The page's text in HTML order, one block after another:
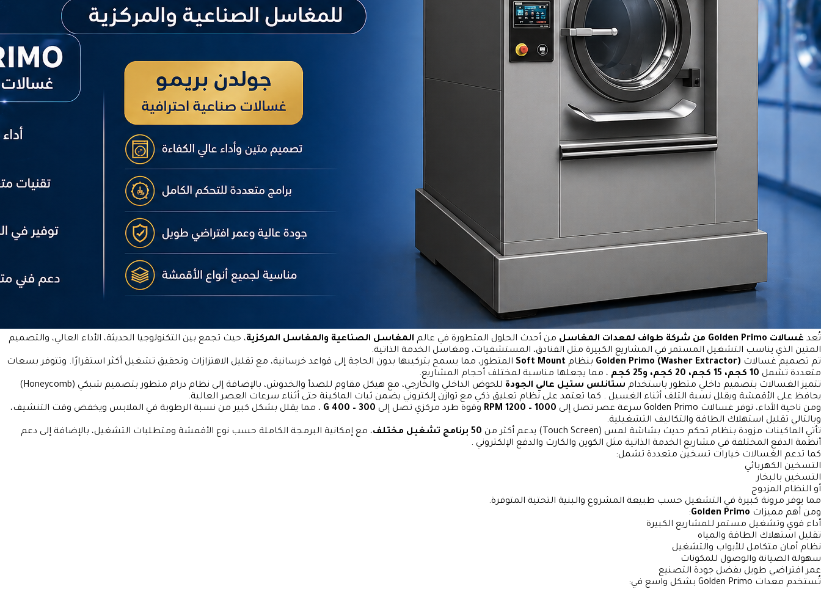
تُعد غسالات Golden Primo من شركة طواف لمعدات المغاسل من أحدث الحلول المتطورة في عالم المغاسل الصناعية والمغاسل المركزية، حيث تجمع بين التكنولوجيا الحديثة، الأداء العالي، والتصميم
المتين الذي يناسب التشغيل المستمر في المشاريع الكبيرة مثل الفنادق، المستشفيات، ومغاسل الخدمة الذاتية.
تم تصميم غسالات Golden Primo (Washer Extractor) بنظام Soft Mount المتطور، مما يسمح بتركيبها بدون الحاجة إلى قواعد خرسانية، مع تقليل الاهتزازات وتحقيق تشغيل أكثر استقرارًا. وتتوفر بسعات
متعددة تشمل 10 كجم، 15 كجم، 20 كجم، و25 كجم
، مما يجعلها مناسبة لمختلف أحجام المشاريع.
تتميز الغسالات بتصميم داخلي متطور باستخدام ستانلس ستيل عالي الجودة
للحوض الداخلي والخارجي، مع هيكل مقاوم للصدأ والخدوش، بالإضافة إلى نظام درام متطور بتصميم شبكي (Honeycomb)
يحافظ على الأقمشة ويقلل نسبة التلف أثناء الغسيل . كما تعتمد على نظام تعليق ذكي مع توازن إلكتروني يضمن ثبات الماكينة حتى أثناء سرعات العصر العالية.
ومن ناحية الأداء، توفر غسالات Golden Primo سرعة عصر تصل إلى
1000 – 1200 RPM وقوة طرد مركزي تصل إلى 300 – 400 G
، مما يقلل بشكل كبير من نسبة الرطوبة في الملابس ويخفض وقت التنشيف،
وبالتالي تقليل استهلاك الطاقة والتكاليف التشغيلية.
تأتي الماكينات مزودة بنظام تحكم حديث بشاشة لمس (Touch Screen) يدعم أكثر من
50 برنامج تشغيل مختلف
، مع إمكانية البرمجة الكاملة حسب نوع الأقمشة ومتطلبات التشغيل، بالإضافة إلى دعم
أنظمة الدفع المختلفة في مشاريع الخدمة الذاتية مثل الكوين والكارت والدفع الإلكتروني .
كما تدعم الغسالات خيارات تسخين متعددة تشمل:
التسخين الكهربائي
التسخين بالبخار
أو النظام المزدوج
مما يوفر مرونة كبيرة في التشغيل حسب طبيعة المشروع والبنية التحتية المتوفرة.
ومن أهم مميزات Golden Primo
:
أداء قوي وتشغيل مستمر للمشاريع الكبيرة
تقليل استهلاك الطاقة والمياه
نظام أمان متكامل للأبواب والتشغيل
سهولة الصيانة والوصول للمكونات
عمر افتراضي طويل بفضل جودة التصنيع
تُستخدم معدات Golden Primo بشكل واسع في: